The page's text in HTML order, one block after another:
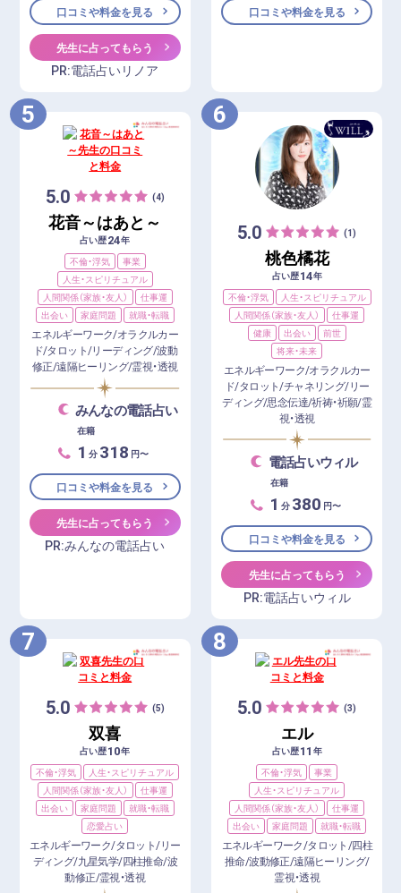
口コミや料金を見る
先生に占ってもらう
PR:電話占いリノア
口コミや料金を見る
5
5.0 (4)
花音～はあと～
占い歴24年
不倫・浮気
事業
人生・スピリチュアル
人間関係（家族・友人）
仕事運
出会い
家庭問題 就職・転職
エネルギーワーク/オラクルカー
ド/タロット/リーディング/波動
修正/遠隔ヒーリング/霊視・透視
みんなの電話占い
在籍
1 分 318 円〜
口コミや料金を見る
先生に占ってもらう
PR:みんなの電話占い
6
5.0 (1)
桃色橘花
占い歴14年
不倫・浮気
人生・スピリチュアル
人間関係（家族・友人）
仕事運
健康
出会い
前世
将来・未来
エネルギーワーク/オラクルカー
ド/タロット/チャネリング/リー
ディング/思念伝達/祈祷・祈願/霊
視・透視
電話占いウィル
在籍
1 分 380 円〜
口コミや料金を見る
先生に占ってもらう
PR:電話占いウィル
7
5.0 (5)
双喜
占い歴10年
不倫・浮気
人生・スピリチュアル
人間関係（家族・友人）
仕事運
出会い
家庭問題
就職・転職
恋愛占い
エネルギーワーク/タロット/リー
ディング/九星気学/四柱推命/波
動修正/霊視・透視
8
5.0 (3)
エル
占い歴11 年
不倫・浮気
事業
人生・スピリチュアル
人間関係（家族・友人）
仕事運
出会い
家庭問題 就職・転職
エネルギーワーク/タロット/四柱
推命/波動修正/遠隔ヒーリング/
霊視・透視